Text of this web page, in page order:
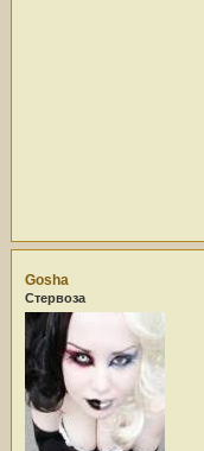
Gosha
Стервоза